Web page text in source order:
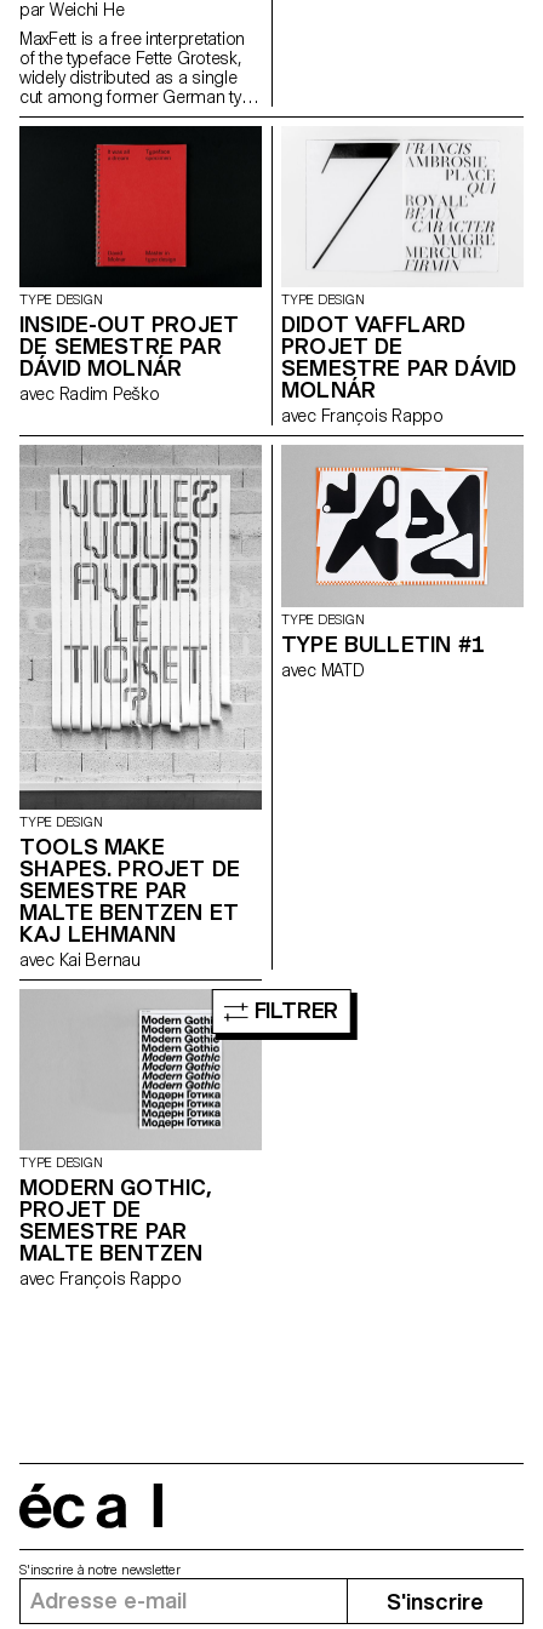
par Weichi He
MaxFett is a free interpretation
of the typeface Fette Grotesk,
widely distributed as a single
cut among former German type
foundries under different
fette grotesque, Fette
Steinschrift, Zeitung-
Grotesque, Ganz fette
Groteske. This interpretation of
the source by Herrlinger &
Schmidt from 1881 is taking a
contemporary approach on
heavy squarish grotesks.
TYPE DESIGN
INSIDE-OUT PROJET
DE SEMESTRE PAR
DÁVID MOLNÁR
avec Radim Peško
TYPE DESIGN
DIDOT VAFFLARD
PROJET DE
SEMESTRE PAR DÁVID
MOLNÁR
avec François Rappo
TYPE DESIGN
TOOLS MAKE
SHAPES. PROJET DE
SEMESTRE PAR
MALTE BENTZEN ET
KAJ LEHMANN
avec Kai Bernau
TYPE DESIGN
TYPE BULLETIN #1
avec MATD
TYPE DESIGN
MODERN GOTHIC,
PROJET DE
SEMESTRE PAR
MALTE BENTZEN
avec François Rappo
FILTRER
S'inscrire à notre newsletter
S'inscrire